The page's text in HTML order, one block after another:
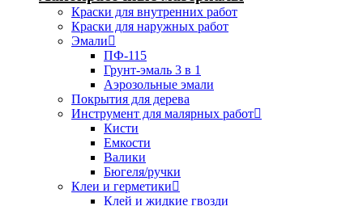
Краски для внутренних работ
Краски для наружных работ
Эмали
ПФ-115
Грунт-эмаль 3 в 1
Аэрозольные эмали
Покрытия для дерева
Инструмент для малярных работ
Кисти
Емкости
Валики
Бюгеля/ручки
Клеи и герметики
Клей и жидкие гвозди